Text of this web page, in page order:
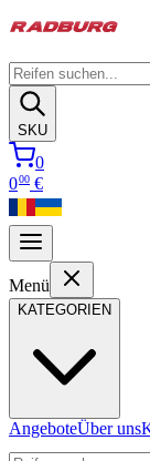
SKU
0
000 €
Menü
KATEGORIEN
AngeboteÜber uns